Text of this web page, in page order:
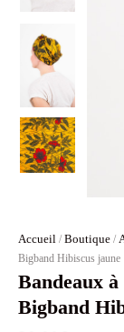
Accueil / Boutique /
Bigband Hibiscus jaune
Bandeaux
Bigband